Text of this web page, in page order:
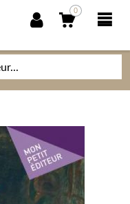
0
SAVOIRS